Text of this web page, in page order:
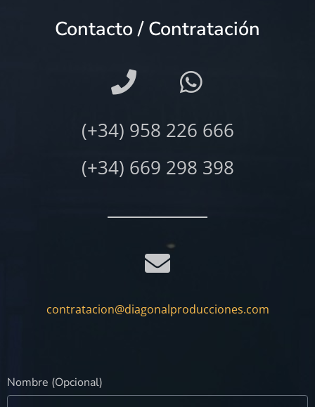
Contacto / Contratación
(+34) 958 226 666
(+34) 669 298 398
contratacion@diagonalproducciones.com
Nombre (Opcional)